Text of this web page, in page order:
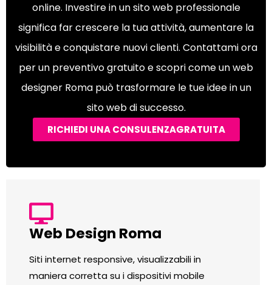
online. Investire in un sito web professionale
significa far crescere la tua attività, aumentare la
visibilità e conquistare nuovi clienti. Contattami ora
per un preventivo gratuito e scopri come un web
designer Roma può trasformare le tue idee in un
sito web di successo.
RICHIEDI UNA CONSULENZAGRATUITA
Web Design Roma
Siti internet responsive, visualizzabili in
maniera corretta su i dispositivi mobile